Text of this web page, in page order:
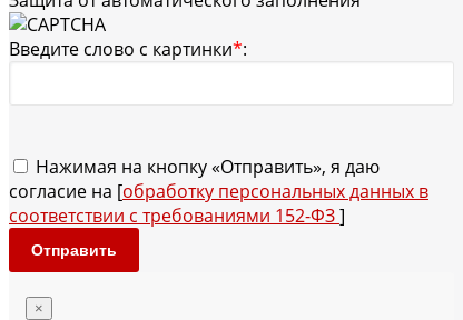
Введите слово с картинки*:
Нажимая на кнопку «Отправить», я даю
согласие на [обработку персональных данных в
соответствии с требованиями 152-ФЗ]
Отправить
×